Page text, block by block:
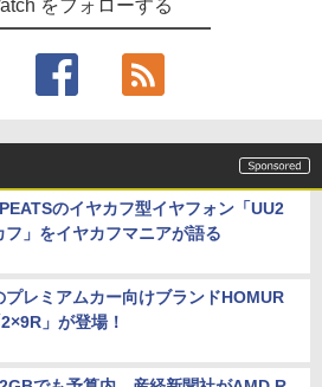
をフォローする
のイヤカフ型イヤフォン「UU2
フ」をイヤカフマニアが語る
プレミアムカー向けブランドHOMUR
」が登場！